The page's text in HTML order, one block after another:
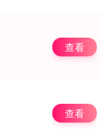
查看
查看